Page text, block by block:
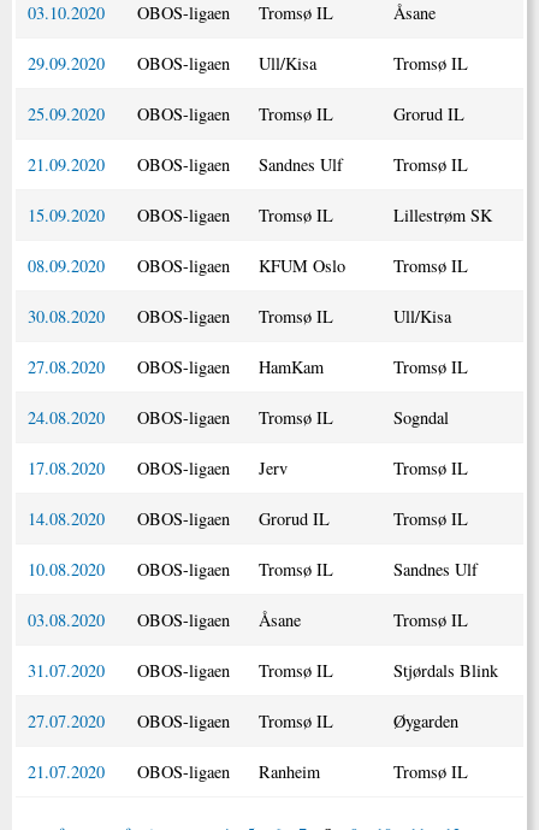
03.10.2020 OBOS-ligaen Tromsø IL Åsane
29.09.2020 OBOS-ligaen Ull/Kisa Tromsø IL
25.09.2020 OBOS-ligaen Tromsø IL Grorud IL
21.09.2020 OBOS-ligaen Sandnes Ulf Tromsø IL
15.09.2020 OBOS-ligaen Tromsø IL Lillestrøm SK
08.09.2020 OBOS-ligaen KFUM Oslo Tromsø IL
30.08.2020 OBOS-ligaen Tromsø IL Ull/Kisa
27.08.2020 OBOS-ligaen HamKam Tromsø IL
24.08.2020 OBOS-ligaen Tromsø IL Sogndal
17.08.2020 OBOS-ligaen Jerv Tromsø IL
14.08.2020 OBOS-ligaen Grorud IL Tromsø IL
10.08.2020 OBOS-ligaen Tromsø IL Sandnes Ulf
03.08.2020 OBOS-ligaen Åsane Tromsø IL
31.07.2020 OBOS-ligaen Tromsø IL Stjørdals Blink
27.07.2020 OBOS-ligaen Tromsø IL Øygarden
21.07.2020 OBOS-ligaen Ranheim Tromsø IL